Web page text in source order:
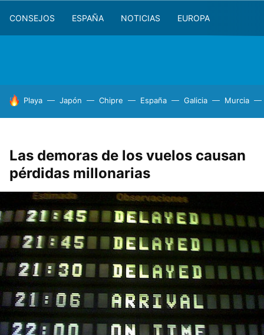
CONSEJOS ESPAÑA NOTICIAS EUROPA
HOY SE HABLA DE
Playa Japón Chipre España Galicia Murcia
Las demoras de los vuelos causan
pérdidas millonarias